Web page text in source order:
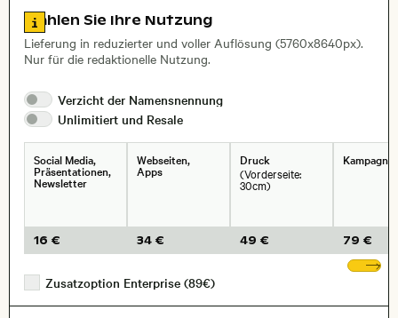
, Objektiv
Zu den Lizenzinformationen springen
Wählen Sie Ihre Nutzung
Lieferung in reduzierter und voller Auflösung (5760x8640px).
Nur für die redaktionelle Nutzung.
Verzicht der Namensnennung
Unlimitiert und Resale
Social Media,
Präsentationen,
Newsletter
16 €
Webseiten,
Apps
34 €
Druck
(Vorderseite:
30cm)
49 € 79 €
Zusatzoption Enterprise (89€)